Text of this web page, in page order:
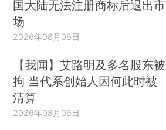
国大陆无法注册商标后退出市
场
2026年08月06日
【我闻】艾路明及多名股东被
拘 当代系创始人因何此时被
清算
2026年08月06日